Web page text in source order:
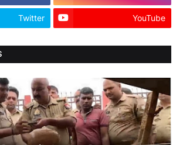
Twitter YouTube